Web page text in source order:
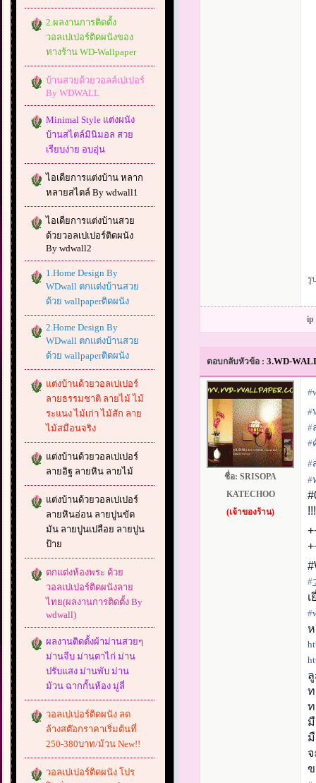
2.ผลงานการติดตั้ง
วอลเปเปอร์ติดผนังของ
ทางร้าน WD-Wallpaper
บ้านสวยด้วยวอลล์เปเปอร์
By WDWALL
Minimal Style แต่งผนัง
บ้านสไตล์มินิมอล สวย
เรียบง่าย อบอุ่น
ไอเดียการแต่งบ้าน หลาก
หลายสไตล์ By wdwall1
ไอเดียการแต่งบ้านสวย
ด้วยวอลเปเปอร์ติดผนัง
By wdwall2
1.Home Design By
WDwall ตกแต่งบ้านสวย
ด้วย wallpaperติดผนัง
2.Home Design By
WDwall ตกแต่งบ้านสวย
ด้วย wallpaperติดผนัง
แต่งบ้านด้วยวอลเปเปอร์
ลายธรรมชาติ ลายไม้ ไม้
ระแนง ไม้เก่า ไม้สัก ลาย
ไม้สมือนจริง
แต่งบ้านด้วยวอลเปเปอร์
ลายอิฐ ลายหิน ลายไม้
แต่งบ้านด้วยวอลเปเปอร์
ลายหินอ่อน ลายปูนขัด
มัน ลายปูนเปลือย ลายปูน
ป้าย
ตกแต่งห้องพระ ด้วย
วอลเปเปอร์ติดผนังลาย
ไทย(ผลงานการติดตั้ง By
wdwall)
ผลงานติดตั้งผ้าม่านสวยๆ
ม่านจีบ ม่านตาไก่ ม่าน
ปรับแสง ม่านพับ ม่าน
ม้วน ฉากกั้นห้อง มู่ลี่
วอลเปเปอร์ติดผนัง ลด
ล้างสต๊อกราคาเริ่มต้นที่
250-380บาท/ม้วน New!!
วอลเปเปอร์ติดผนัง โปร
รู
ตอบกลับหัวข้อ : 3.WD-
ชื่อ: SRISOPA
KATECHOO
(เจ้าของร้าน)
#‎
#‎
#‎
#‎
#‎
#‎
#‎
#‎
ห
ท
ท